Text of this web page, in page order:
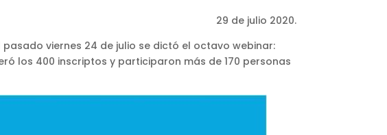
29 de julio 2020.
viernes 24 de julio se dictó el octavo webinar:
los 400 inscriptos y participaron más de 170 personas